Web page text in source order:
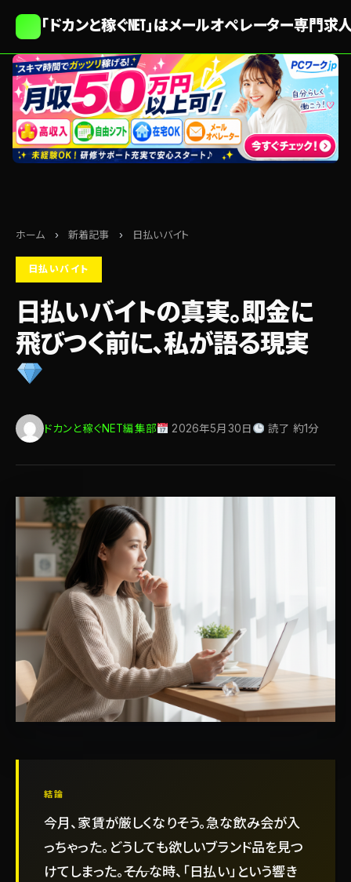
「ドカンと稼ぐNET」はメールオペレーター専門求
ホーム › 新着記事 › 日払いバイト
日払いバイト
日払いバイトの真実。即金に
飛びつく前に、私が語る現実
ドカンと稼ぐNET編集部 2026年5月30日 読了 約1分
結論
今月、家賃が厳しくなりそう。急な飲み会が入
っちゃった。どうしても欲しいブランド品を見つ
けてしまった。――そんな時、「日払い」という響き